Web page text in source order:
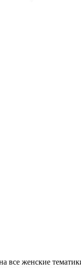
все женские